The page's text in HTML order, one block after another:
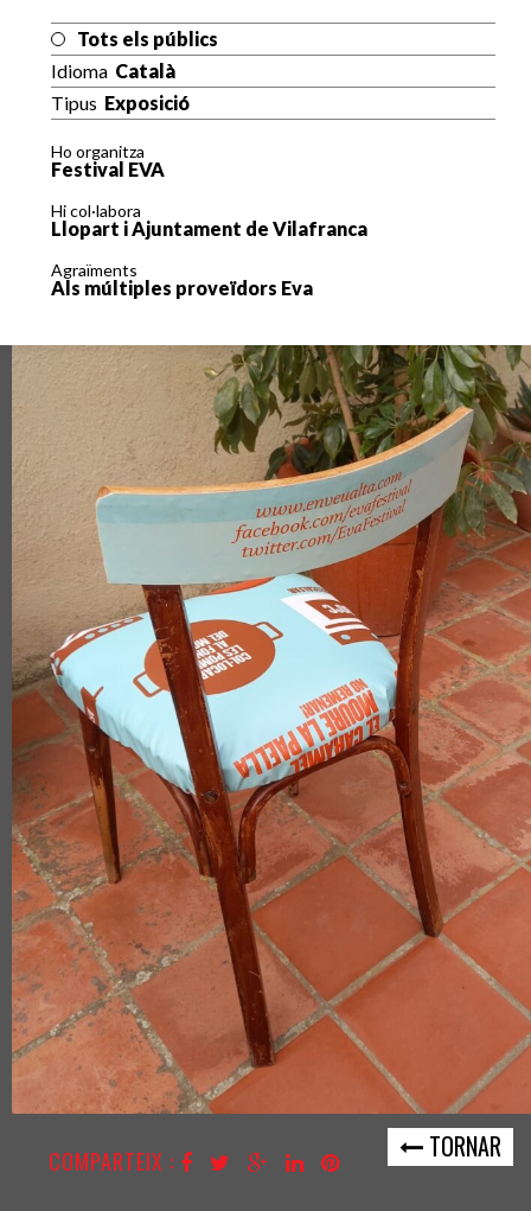
Tots els públics
Idioma Català
Tipus Exposició
Ho organitza
Festival EVA
Hi col·labora
Llopart i Ajuntament de Vilafranca
Agraïments
Als múltiples proveïdors Eva
TORNAR
COMPARTEIX :